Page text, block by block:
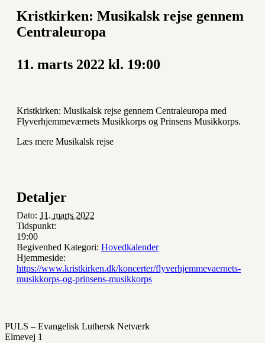
Kristkirken: Musikalsk rejse gennem
Centraleuropa
11. marts 2022 kl. 19:00
Kristkirken: Musikalsk rejse gennem Centraleuropa med
Flyverhjemmeværnets Musikkorps og Prinsens Musikkorps.
Læs mere Musikalsk rejse
Detaljer
Dato: 11. marts 2022
Tidspunkt:
19:00
Begivenhed Kategori: Hovedkalender
Hjemmeside:
https://www.kristkirken.dk/koncerter/flyverhjemmevaernets-
musikkorps-og-prinsens-musikkorps
PULS – Evangelisk Luthersk Netværk
Elmevej 1